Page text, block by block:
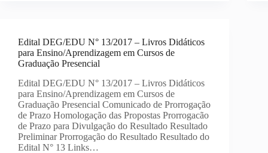
Edital DEG/EDU N° 13/2017 – Livros Didáticos
para Ensino/Aprendizagem em Cursos de
Graduação Presencial
Edital DEG/EDU N° 13/2017 – Livros Didáticos
para Ensino/Aprendizagem em Cursos de
Graduação Presencial Comunicado de Prorrogação
de Prazo Homologação das Propostas Prorrogacão
de Prazo para Divulgação do Resultado Resultado
Preliminar Prorrogação do Resultado Resultado do
Edital N° 13 Links…